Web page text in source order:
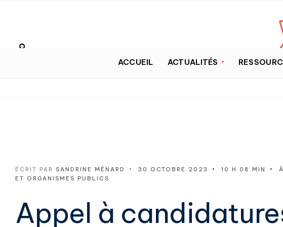
ACCUEIL ACTUALITÉS
ÉCRIT PAR SANDRINE MÉNARD • 30 OCTOBRE 2023 • 10 H 08 MIN •
ET ORGANISMES PUBLICS
Appel à